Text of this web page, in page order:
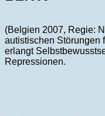
(Belgien 2007, Regie:
autistischen Störungen
erlangt
Repressionen.